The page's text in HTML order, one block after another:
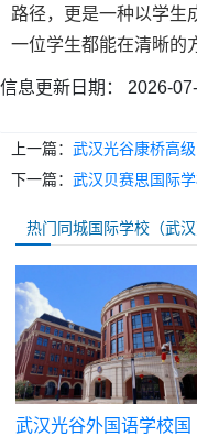
路径，更是一种以学生
一位学生都能在清晰的
信息更新日期： 2026-
上一篇： 武汉光谷康桥高
下一篇： 武汉贝赛思国际
热门同城国际学校（武汉
武汉光谷外国语学校国